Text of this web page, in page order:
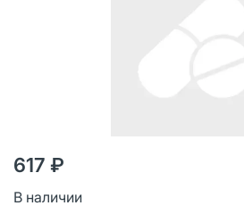
617 ₽
В наличии